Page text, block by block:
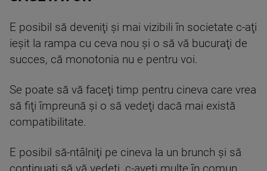
E posibil să deveniţi şi mai vizibili în societate c-aţi
ieşit la rampa cu ceva nou şi o să vă bucuraţi de
succes, că monotonia nu e pentru voi.
Se poate să vă faceţi timp pentru cineva care vrea
să fiţi împreună şi o să vedeţi dacă mai există
compatibilitate.
E posibil să-ntâlniţi pe cineva la un brunch şi să